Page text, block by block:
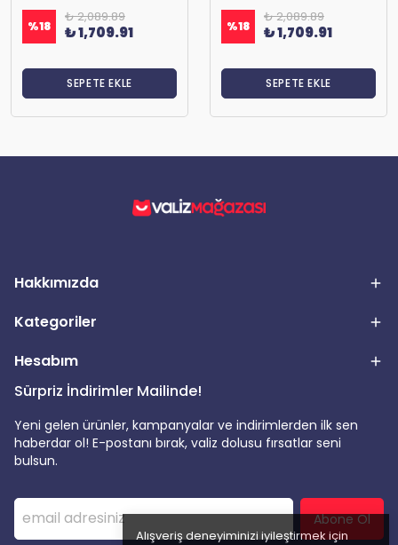
Alışveriş deneyiminizi iyileştirmek için
%18
₺ 2,089.89
₺ 1,709.91
SEPETE EKLE
%18
₺ 2,089.89
₺ 1,709.91
SEPETE EKLE
Hakkımızda
Kategoriler
Hesabım
Sürpriz İndirimler Mailinde!
Yeni gelen ürünler, kampanyalar ve indirimlerden ilk sen
haberdar ol! E-postanı bırak, valiz dolusu fırsatlar seni
bulsun.
Abone Ol